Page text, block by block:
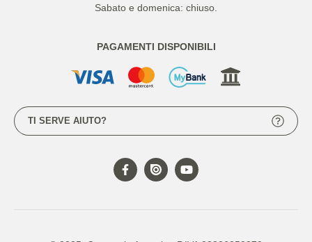
Sabato e domenica: chiuso.
PAGAMENTI DISPONIBILI
TI SERVE AIUTO?